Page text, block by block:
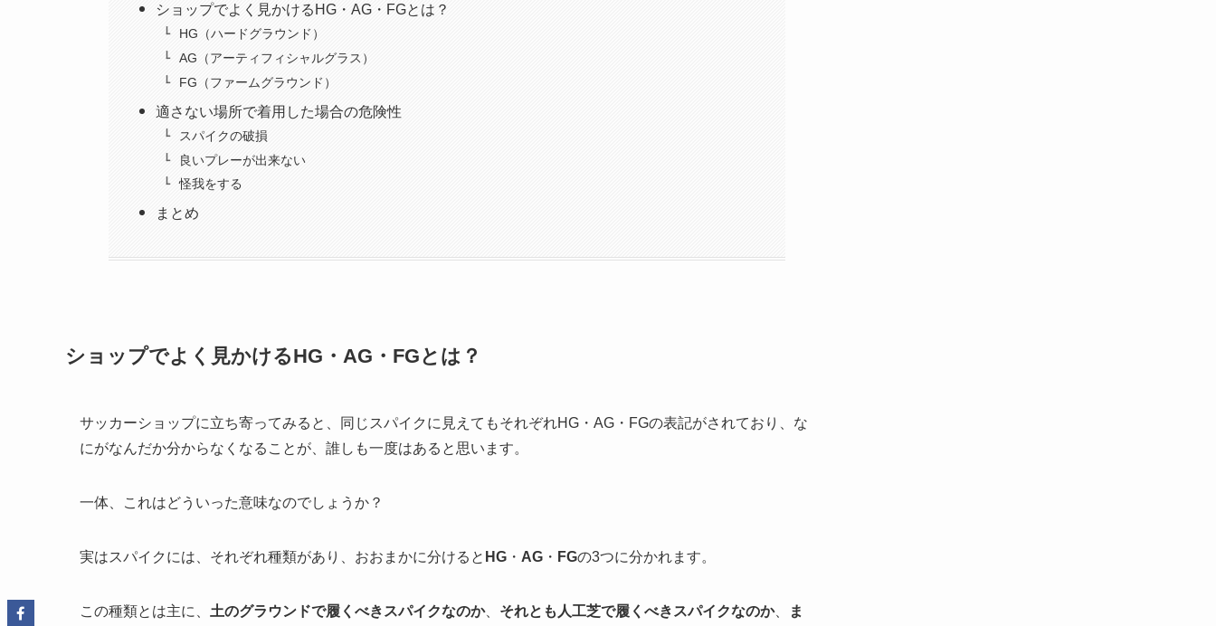
ショップでよく見かけるHG・AG・FGとは？
HG（ハードグラウンド）
AG（アーティフィシャルグラス）
FG（ファームグラウンド）
適さない場所で着用した場合の危険性
スパイクの破損
良いプレーが出来ない
怪我をする
まとめ
ショップでよく見かけるHG・AG・FGとは？
サッカーショップに立ち寄ってみると、同じスパイクに見えてもそれぞれHG・AG・FGの表記がされており、な
にがなんだか分からなくなることが、誰しも一度はあると思います。
一体、これはどういった意味なのでしょうか？
実はスパイクには、それぞれ種類があり、おおまかに分けると HG ・ AG ・ FGの3つに分かれます。
この種類とは主に、 土のグラウンドで履くべきスパイクなのか、 それとも人工芝で履くべきスパイクなのか、
ま